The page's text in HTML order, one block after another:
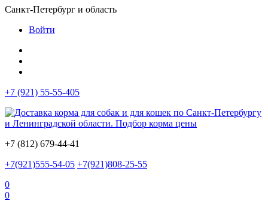
Санкт-Петербург и область
Войти
+7 (921) 55-55-405
+7 (812) 679-44-41
+7(921)555-54-05 +7(921)808-25-55
0
0